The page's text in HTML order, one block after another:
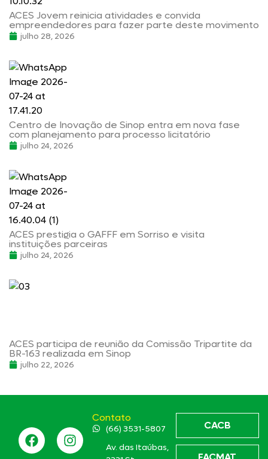
ACES Jovem reinicia atividades e convida
empreendedores para fazer parte deste movimento
julho 28, 2026
Centro de Inovação de Sinop entra em nova fase
com planejamento para processo licitatório
julho 24, 2026
ACES prestigia o GAFFF em Sorriso e visita
instituições parceiras
julho 24, 2026
ACES participa de reunião da Comissão Tripartite da
BR-163 realizada em Sinop
julho 22, 2026
Contato
(66) 3531-5807
Av. das Itaúbas,
CACB